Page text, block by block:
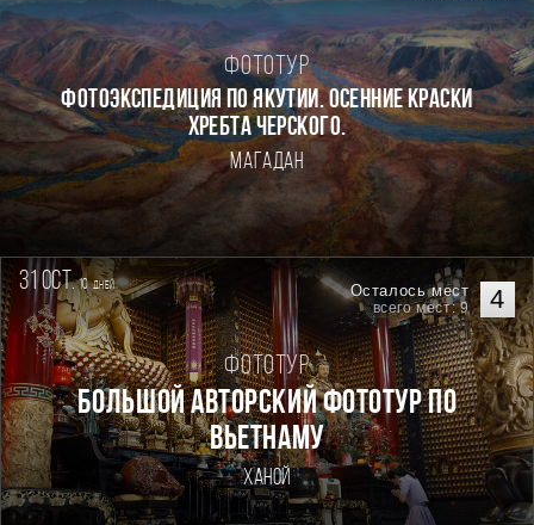
Фототур
ФОТОЭКСПЕДИЦИЯ ПО ЯКУТИИ. ОСЕННИЕ КРАСКИ
ХРЕБТА ЧЕРСКОГО.
Магадан
31 oct.10дней 4
Осталось мест
всего мест: 9
Фототур
Большой авторский фототур по
Вьетнаму
Ханой